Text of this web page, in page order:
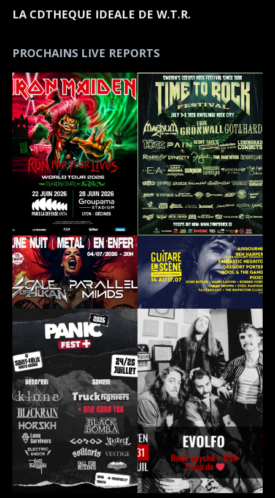
LA CDTHEQUE IDEALE DE W.T.R.
PROCHAINS LIVE REPORTS